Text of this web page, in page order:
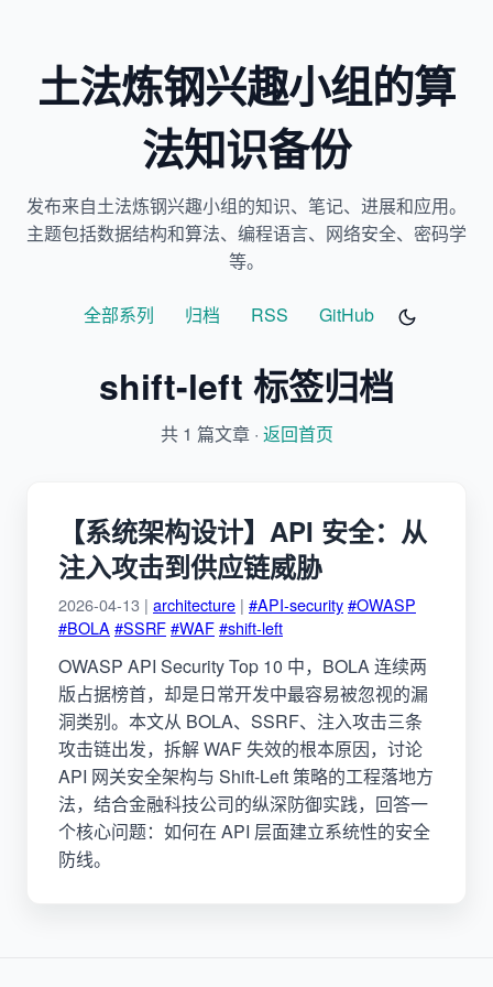
土法炼钢兴趣小组的算
法知识备份
发布来自土法炼钢兴趣小组的知识、笔记、进展和应用。
主题包括数据结构和算法、编程语言、网络安全、密码学
等。
全部系列 归档 RSS GitHub
shift-left 标签归档
共 1 篇文章 · 返回首页
【系统架构设计】API 安全：从
注入攻击到供应链威胁
2026-04-13 | architecture | #API-security#OWASP
#BOLA #SSRF#WAF#shift-left
OWASP API Security Top 10 中，BOLA 连续两
版占据榜首，却是日常开发中最容易被忽视的漏
洞类别。本文从 BOLA、SSRF、注入攻击三条
攻击链出发，拆解 WAF 失效的根本原因，讨论
API 网关安全架构与 Shift-Left 策略的工程落地方
法，结合金融科技公司的纵深防御实践，回答一
个核心问题：如何在 API 层面建立系统性的安全
防线。